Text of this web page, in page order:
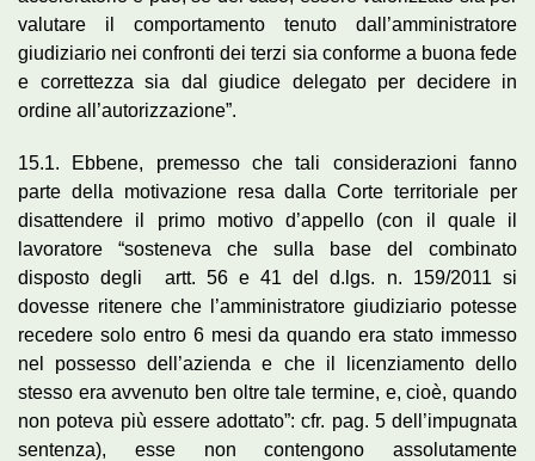
valutare il comportamento tenuto dall’amministratore
giudiziario nei confronti dei terzi sia conforme a buona fede
e correttezza sia dal giudice delegato per decidere in
ordine all’autorizzazione”.
15.1. Ebbene, premesso che tali considerazioni fanno
parte della motivazione resa dalla Corte territoriale per
disattendere il primo motivo d’appello (con il quale il
lavoratore “sosteneva che sulla base del combinato
disposto degli artt. 56 e 41 del d.lgs. n. 159/2011 si
dovesse ritenere che l’amministratore giudiziario potesse
recedere solo entro 6 mesi da quando era stato immesso
nel possesso dell’azienda e che il licenziamento dello
stesso era avvenuto ben oltre tale termine, e, cioè, quando
non poteva più essere adottato”: cfr. pag. 5 dell’impugnata
sentenza), esse non contengono assolutamente